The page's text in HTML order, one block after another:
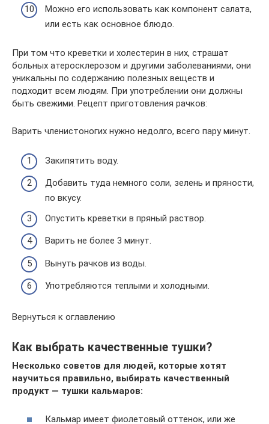
Можно его использовать как компонент салата,
или есть как основное блюдо.
При том что креветки и холестерин в них, страшат
больных атеросклерозом и другими заболеваниями, они
уникальны по содержанию полезных веществ и
подходит всем людям. При употреблении они должны
быть свежими. Рецепт приготовления рачков:
Варить членистоногих нужно недолго, всего пару минут.
Закипятить воду.
Добавить туда немного соли, зелень и пряности,
по вкусу.
Опустить креветки в пряный раствор.
Варить не более 3 минут.
Вынуть рачков из воды.
Употребляются теплыми и холодными.
Вернуться к оглавлению
Как выбрать качественные тушки?
Несколько советов для людей, которые хотят
научиться правильно, выбирать качественный
продукт — тушки кальмаров:
Кальмар имеет фиолетовый оттенок, или же